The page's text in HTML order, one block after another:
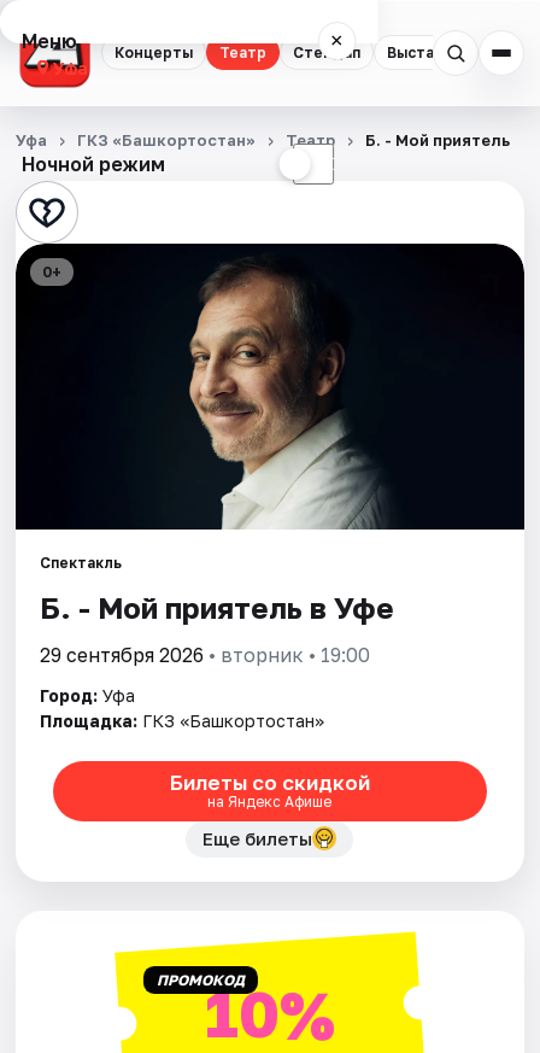
Концерты Театр Стендап Выставки
Меню ×
Уфа
Концерты
Театр
Стендап
Площадки
Артисты
Рейтинги
Ночной режим ☾
Уфа ГКЗ «Башкортостан» Театр Б. - Мой приятель
0+
Спектакль
Б. - Мой приятель в Уфе
29 сентября 2026 • вторник • 19:00
Город: Уфа
Площадка: ГКЗ «Башкортостан»
Билеты со скидкой
на Яндекс Афише
Еще билеты
ПРОМОКОД10%